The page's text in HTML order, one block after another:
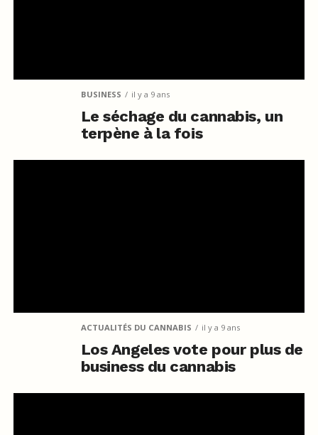
BUSINESS il y a 9 ans
Le séchage du cannabis, un
terpène à la fois
ACTUALITÉS DU CANNABIS il y a 9 ans
Los Angeles vote pour plus de
business du cannabis